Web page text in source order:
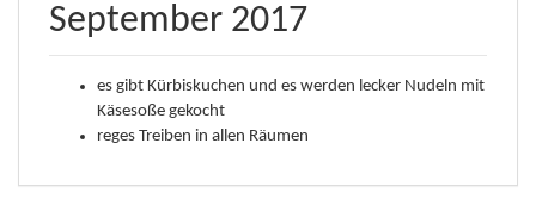
September 2017
es gibt Kürbiskuchen und es werden lecker Nudeln mit
Käsesoße gekocht
reges Treiben in allen Räumen